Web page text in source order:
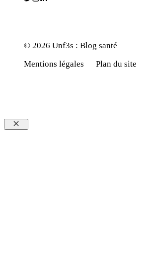
© 2026 Unf3s : Blog santé
Mentions légales
Plan du site
Fermer